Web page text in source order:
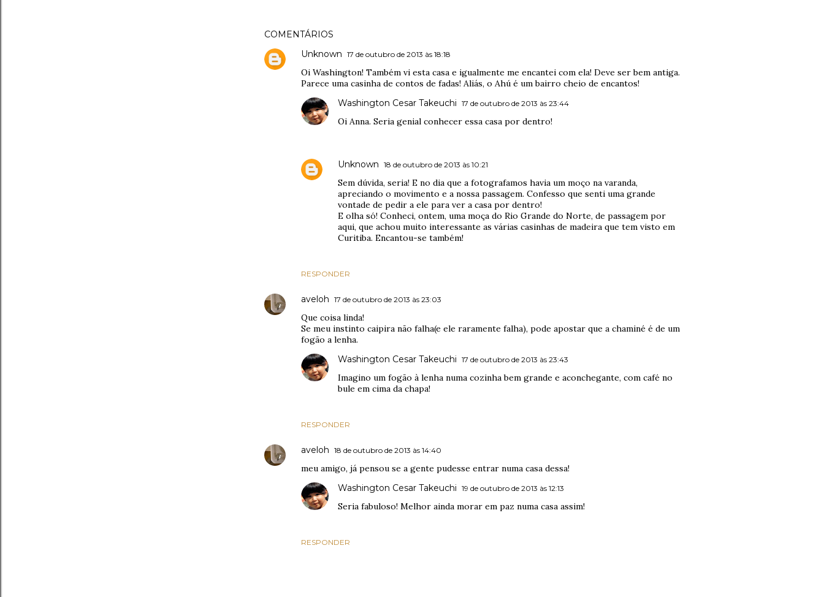
COMENTÁRIOS
Unknown 17 de outubro de 2013 às 18:18
Oi Washington! Também vi esta casa e igualmente me encantei com ela! Deve ser bem antiga.
Parece uma casinha de contos de fadas! Aliás, o Ahú é um bairro cheio de encantos!
RESPONDER
Washington Cesar Takeuchi 17 de outubro de 2013 às 23:44
Oi Anna. Seria genial conhecer essa casa por dentro!
Unknown 18 de outubro de 2013 às 10:21
Sem dúvida, seria! E no dia que a fotografamos havia um moço na varanda,
apreciando o movimento e a nossa passagem. Confesso que senti uma grande
vontade de pedir a ele para ver a casa por dentro!
E olha só! Conheci, ontem, uma moça do Rio Grande do Norte, de passagem por
aqui, que achou muito interessante as várias casinhas de madeira que tem visto em
Curitiba. Encantou-se também!
aveloh 17 de outubro de 2013 às 23:03
Que coisa linda!
Se meu instinto caipira não falha(e ele raramente falha), pode apostar que a chaminé é de um
fogão a lenha.
RESPONDER
Washington Cesar Takeuchi 17 de outubro de 2013 às 23:43
Imagino um fogão à lenha numa cozinha bem grande e aconchegante, com café no
bule em cima da chapa!
aveloh 18 de outubro de 2013 às 14:40
meu amigo, já pensou se a gente pudesse entrar numa casa dessa!
RESPONDER
Washington Cesar Takeuchi 19 de outubro de 2013 às 12:13
Seria fabuloso! Melhor ainda morar em paz numa casa assim!